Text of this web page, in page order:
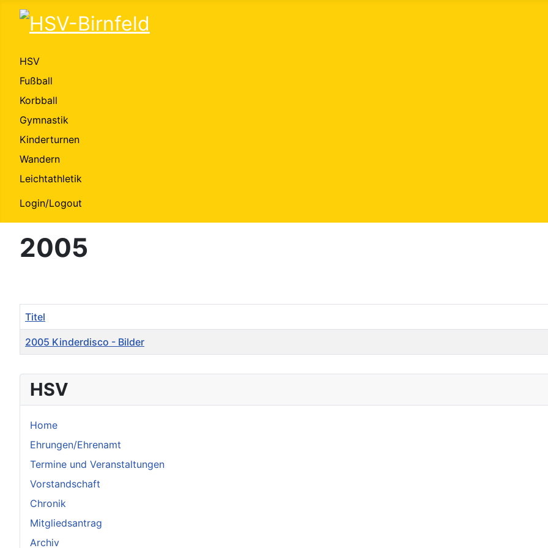
HSV
Fußball
Korbball
Gymnastik
Kinderturnen
Wandern
Leichtathletik
Login/Logout
2005
Titel
2005 Kinderdisco - Bilder
HSV
Home
Ehrungen/Ehrenamt
Termine und Veranstaltungen
Vorstandschaft
Chronik
Mitgliedsantrag
Archiv